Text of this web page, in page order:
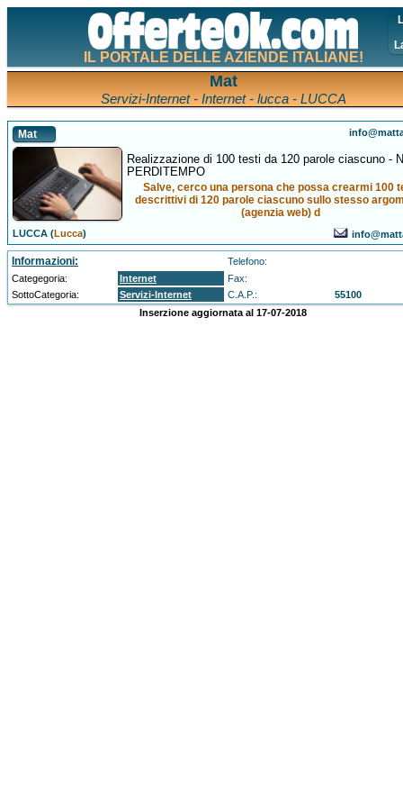
IL PORTALE DELLE AZIENDE ITALIANE!
Mat
Servizi-Internet - Internet - lucca - LUCCA
Mat
Realizzazione di 100 testi da 120 parole ciascuno -
PERDITEMPO
Salve, cerco una persona che possa crearmi 100
descrittivi di 120 parole ciascuno sullo stesso
(agenzia web) d
LUCCA (Lucca)
Informazioni:
Telefono:
Categegoria:
Internet
Fax:
SottoCategoria:
Servizi-Internet C.A.P.:
55100
Inserzione aggiornata al 17-07-2018